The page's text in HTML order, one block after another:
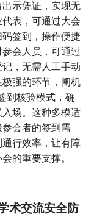
示凭证，实现无
表，可通过大会
签到，操作便捷
会人员，可通过
，无需人工手动
强的环节，闸机
到核验模式，确
场。这种多模适
会者的签到需
行效率，让有障
的重要支撑。
术交流安全防